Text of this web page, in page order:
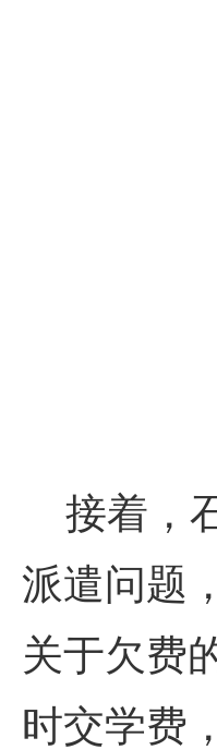
接着，
派遣问题
关于欠费
时交学费